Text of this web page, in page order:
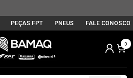
PEÇAS FPT PNEUS FALE CONOSCO
0